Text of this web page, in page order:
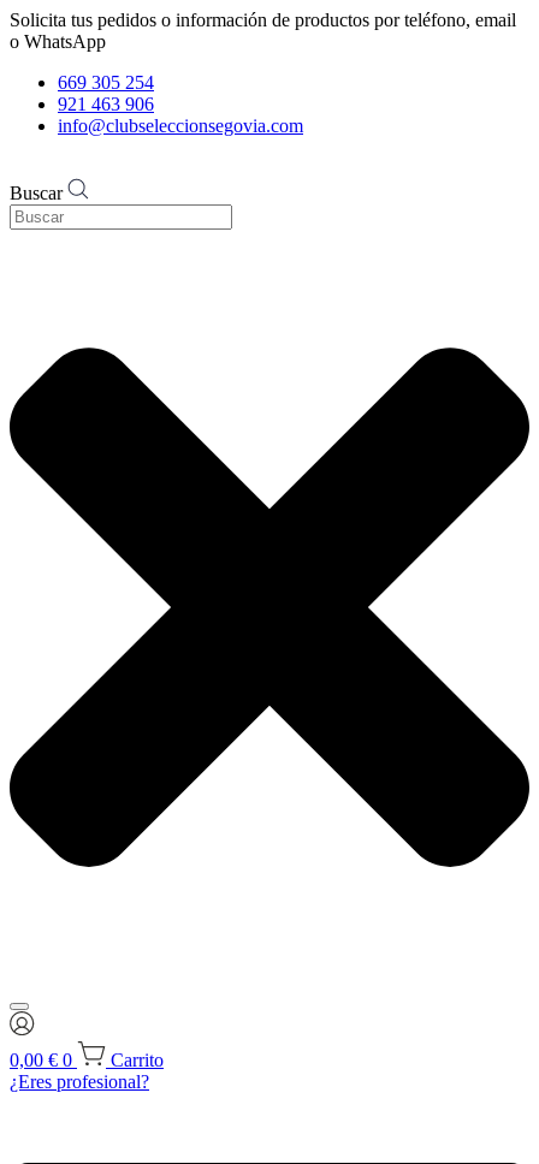
Solicita tus pedidos o información de productos por teléfono, email
o WhatsApp
669 305 254
921 463 906
info@clubseleccionsegovia.com
Buscar
0,00 € 0
Carrito
¿Eres profesional?